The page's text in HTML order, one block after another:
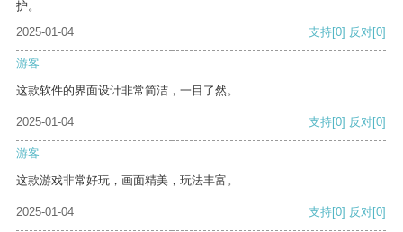
护。
2025-01-04
支持[0] 反对[0]
游客
这款软件的界面设计非常简洁，一目了然。
2025-01-04 支持[0] 反对[0]
游客
这款游戏非常好玩，画面精美，玩法丰富。
2025-01-04 支持[0] 反对[0]